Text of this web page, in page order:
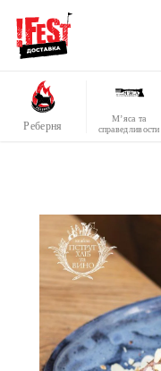
Реберня
М’яса та
справедливости